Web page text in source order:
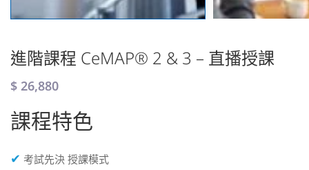
進階課程 CeMAP® 2 & 3 – 直播授課
$ 26,880
課程特色
✔ 考試先決 授課模式